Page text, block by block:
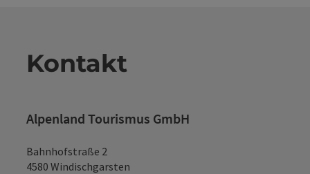
Kontakt
Alpenland Tourismus GmbH
Bahnhofstraße 2
4580 Windischgarsten